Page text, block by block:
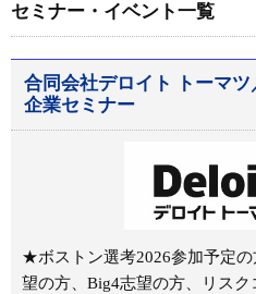
セミナー・イベント一覧
合同会社デロイト トーマ
企業セミナー
★ボストン選考2026参加予定
望の方、Big4志望の方、リス